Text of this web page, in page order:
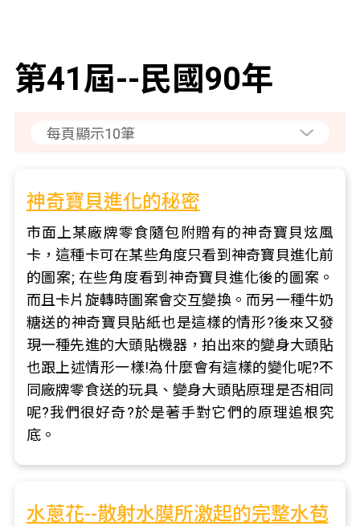
第41屆--民國90年
神奇寶貝進化的秘密
市面上某廠牌零食隨包附贈有的神奇寶貝炫風
卡，這種卡可在某些角度只看到神奇寶貝進化前
的圖案; 在些角度看到神奇寶貝進化後的圖案。
而且卡片旋轉時圖案會交互變換。而另一種牛奶
糖送的神奇寶貝貼紙也是這樣的情形?後來又發
現一種先進的大頭貼機器，拍出來的變身大頭貼
也跟上述情形一樣!為什麼會有這樣的變化呢?不
同廠牌零食送的玩具、變身大頭貼原理是否相同
呢?我們很好奇?於是著手對它們的原理追根究
底。
水蔥花--散射水膜所激起的完整水苞